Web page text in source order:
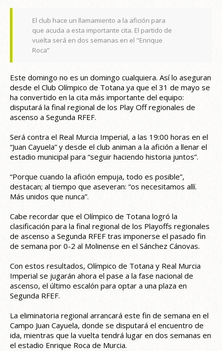
El club hace un llamamiento a la afición para
que acuda a esta importante cita. El partido de
vuelta será en dos semanas en el "Enrique
Roca”
Este domingo no es un domingo cualquiera. Así lo aseguran
desde el Club Olímpico de Totana ya que el 31 de mayo se
ha convertido en la cita más importante del equipo:
disputará la final regional de los Play Off regionales de
ascenso a Segunda RFEF.
Será contra el Real Murcia Imperial, a las 19:00 horas en el
“Juan Cayuela” y desde el club animan a la afición a llenar el
estadio municipal para “seguir haciendo historia juntos”.
“Porque cuando la afición empuja, todo es posible”,
destacan; al tiempo que aseveran: “os necesitamos allí.
Más unidos que nunca”.
Cabe recordar que el Olímpico de Totana logró la
clasificación para la final regional de los Playoffs regionales
de ascenso a Segunda RFEF tras imponerse el pasado fin
de semana por 0-2 al Molinense en el Sánchez Cánovas.
Con estos resultados, Olímpico de Totana y Real Murcia
Imperial se jugarán ahora el pase a la fase nacional de
ascenso, el último escalón para optar a una plaza en
Segunda RFEF.
La eliminatoria regional arrancará este fin de semana en el
Campo Juan Cayuela, donde se disputará el encuentro de
ida, mientras que la vuelta tendrá lugar en dos semanas en
el estadio Enrique Roca de Murcia.